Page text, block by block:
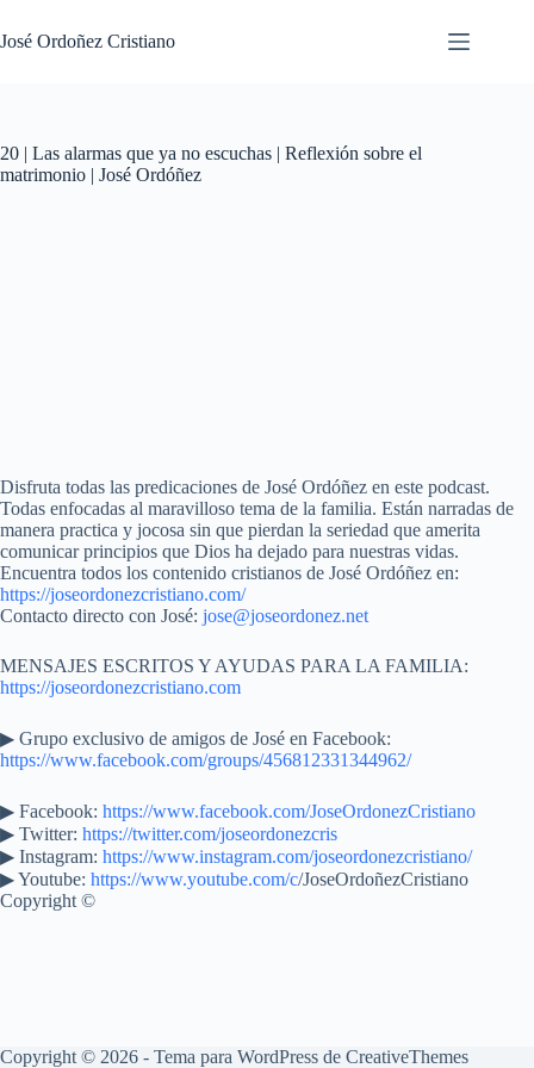
al
contenido
José Ordoñez Cristiano
20 | Las alarmas que ya no escuchas | Reflexión sobre el
matrimonio | José Ordóñez
Disfruta todas las predicaciones de José Ordóñez en este podcast.
Todas enfocadas al maravilloso tema de la familia. Están narradas de
manera practica y jocosa sin que pierdan la seriedad que amerita
comunicar principios que Dios ha dejado para nuestras vidas.
Encuentra todos los contenido cristianos de José Ordóñez en:
https://joseordonezcristiano.com/
Contacto directo con José: jose@joseordonez.net
MENSAJES ESCRITOS Y AYUDAS PARA LA FAMILIA:
https://joseordonezcristiano.com
▶︎ Grupo exclusivo de amigos de José en Facebook:
https://www.facebook.com/groups/456812331344962/
▶ Facebook: https://www.facebook.com/JoseOrdonezCristiano
▶ Twitter: https://twitter.com/joseordonezcris
▶ Instagram: https://www.instagram.com/joseordonezcristiano/
▶ Youtube: https://www.youtube.com/c/JoseOrdoñezCristiano
Copyright ©
Copyright © 2026 - Tema para WordPress de CreativeThemes